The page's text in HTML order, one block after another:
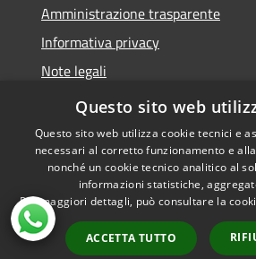
Amministrazione trasparente
Informativa privacy
Note legali
Dichiarazione di accessibilità
Accessibilità
Privacy
Questo sito web
Questo sito web utilizza cookie tecnici e
necessari al corretto funzionamento e
nonché un cookie tecnico analitico al
informazioni statistiche,
Per maggiori dettagli, può consultare la
ACCETTA TUTTO